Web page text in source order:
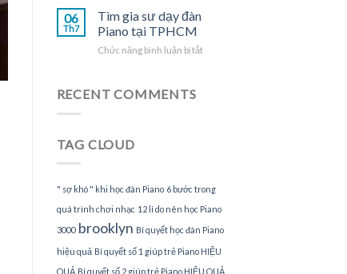
đàn
06
Th7
Tìm gia sư dạy đàn
Piano tại TPHCM
Chức năng bình luận bị tắtở
RECENT COMMENTS
TAG CLOUD
" sợ khó " khi học đàn Piano 6 bước trong
quá trình chơi nhạc 12 lí do nên học Piano
3000 brooklyn Bí quyết học đàn Piano
hiệu quả Bí quyết số 1 giúp trẻ Piano HIỆU
QUẢ Bí quyết số 2 giúp trẻ Piano HIỆU QUẢ